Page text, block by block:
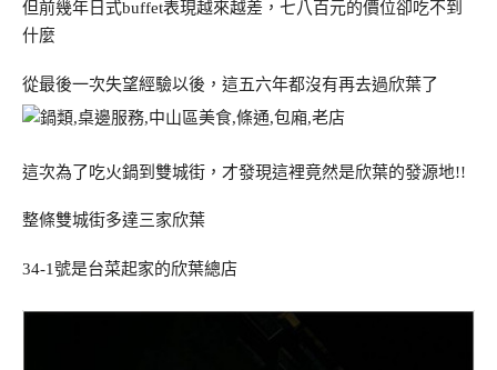
但前幾年日式buffet表現越來越差，七八百元的價位卻吃不到
什麼
從最後一次失望經驗以後，這五六年都沒有再去過欣葉了
這次為了吃火鍋到雙城街，才發現這裡竟然是欣葉的發源地!!
整條雙城街多達三家欣葉
34-1號是台菜起家的欣葉總店